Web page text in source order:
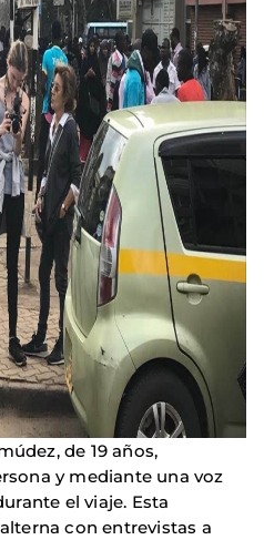
de 19 años,
y mediante una voz
el viaje. Esta
con entrevistas a